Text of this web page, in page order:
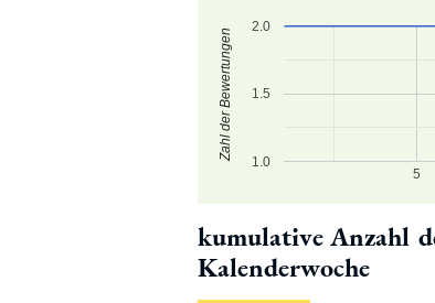
5
1.0
1.5
2.0
Zahl der Bewertungen
kumulative Anzahl
Kalenderwoche